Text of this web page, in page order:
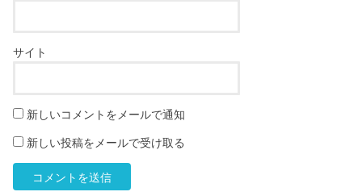
サイト
新しいコメントをメールで通知
新しい投稿をメールで受け取る